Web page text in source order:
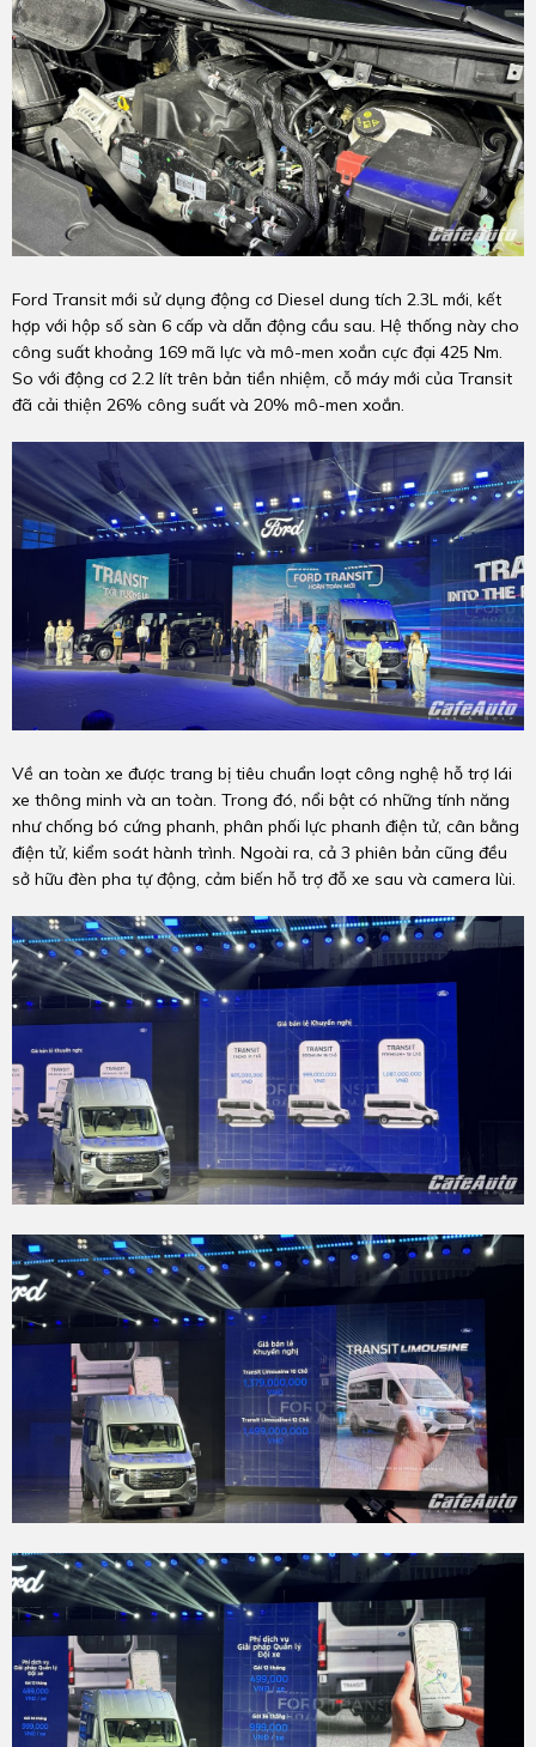
Ford Transit mới sử dụng động cơ Diesel dung tích 2.3L mới, kết
hợp với hộp số sàn 6 cấp và dẫn động cầu sau. Hệ thống này cho
công suất khoảng 169 mã lực và mô-men xoắn cực đại 425 Nm.
So với động cơ 2.2 lít trên bản tiền nhiệm, cỗ máy mới của Transit
đã cải thiện 26% công suất và 20% mô-men xoắn.
Về an toàn xe được trang bị tiêu chuẩn loạt công nghệ hỗ trợ lái
xe thông minh và an toàn. Trong đó, nổi bật có những tính năng
như chống bó cứng phanh, phân phối lực phanh điện tử, cân bằng
điện tử, kiểm soát hành trình. Ngoài ra, cả 3 phiên bản cũng đều
sở hữu đèn pha tự động, cảm biến hỗ trợ đỗ xe sau và camera lùi.